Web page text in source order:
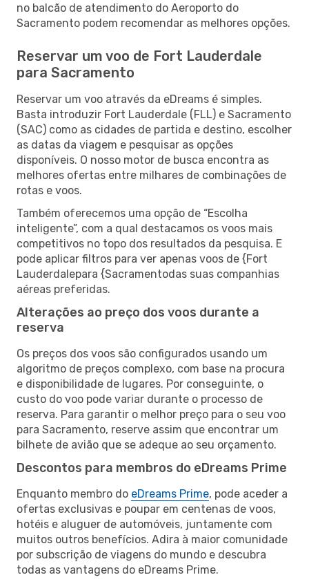
no balcão de atendimento do Aeroporto do
Sacramento podem recomendar as melhores opções.
Reservar um voo de Fort Lauderdale
para Sacramento
Reservar um voo através da eDreams é simples.
Basta introduzir Fort Lauderdale (FLL) e Sacramento
(SAC) como as cidades de partida e destino, escolher
as datas da viagem e pesquisar as opções
disponíveis. O nosso motor de busca encontra as
melhores ofertas entre milhares de combinações de
rotas e voos.
Também oferecemos uma opção de “Escolha
inteligente”, com a qual destacamos os voos mais
competitivos no topo dos resultados da pesquisa. E
pode aplicar filtros para ver apenas voos de {Fort
Lauderdalepara {Sacramentodas suas companhias
aéreas preferidas.
Alterações ao preço dos voos durante a
reserva
Os preços dos voos são configurados usando um
algoritmo de preços complexo, com base na procura
e disponibilidade de lugares. Por conseguinte, o
custo do voo pode variar durante o processo de
reserva. Para garantir o melhor preço para o seu voo
para Sacramento, reserve assim que encontrar um
bilhete de avião que se adeque ao seu orçamento.
Descontos para membros do eDreams Prime
Enquanto membro do eDreams Prime, pode aceder a
ofertas exclusivas e poupar em centenas de voos,
hotéis e aluguer de automóveis, juntamente com
muitos outros benefícios. Adira à maior comunidade
por subscrição de viagens do mundo e descubra
todas as vantagens do eDreams Prime.